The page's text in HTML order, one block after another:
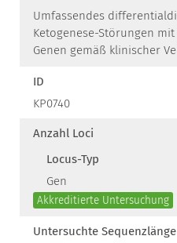
Umfassendes
Ketogenese-Störungen
Genen gemäß klinischer
ID
KP0740
Anzahl Loci
Locus-Typ
Gen
Akkreditierte Untersuchung
Untersuchte Sequenzlänge